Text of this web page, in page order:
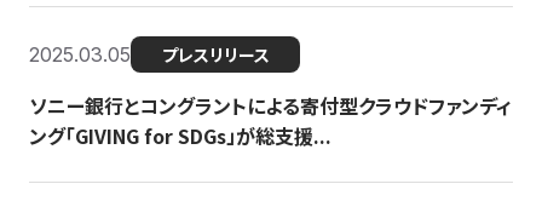
2025.03.05 プレスリリース
ソニー銀行とコングラントによる寄付型クラウドファンディ
ング「GIVING for SDGs」が総支援...